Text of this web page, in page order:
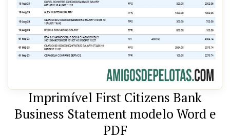
Imprimível First Citizens Bank
Business Statement modelo Word e
PDF